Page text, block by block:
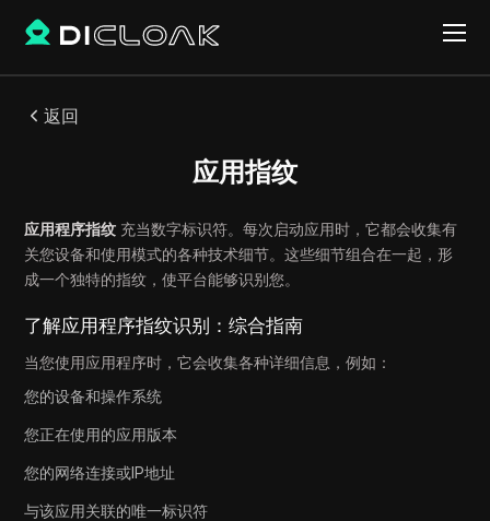
返回
应用指纹
应用程序指纹 充当数字标识符。每次启动应用时，它都会收集有
关您设备和使用模式的各种技术细节。这些细节组合在一起，形
成一个独特的指纹，使平台能够识别您。
了解应用程序指纹识别：综合指南
当您使用应用程序时，它会收集各种详细信息，例如：
您的设备和操作系统
您正在使用的应用版本
您的网络连接或IP地址
与该应用关联的唯一标识符